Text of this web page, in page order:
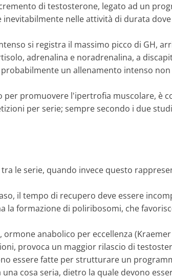
di testosterone, legato ad un
nelle attività di durata
si registra il massimo picco di GH,
adrenalina e noradrenalina, a
un allenamento intenso
promuovere l'ipertrofia muscolare, è
per serie; sempre secondo i due
le serie, quando invece questo
il tempo di recupero deve essere
la formazione di poliribosomi, che
anabolico per eccellenza
provoca un maggior rilascio di
essere fatte per strutturare un
cosa seria, dietro la quale devono